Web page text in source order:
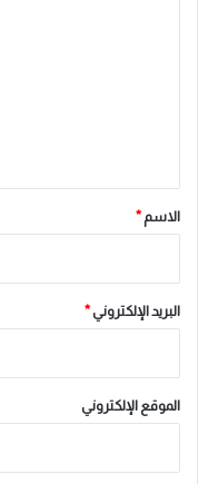
*
الاسم *
البريد الإلكتروني*
الموقع الإلكتروني